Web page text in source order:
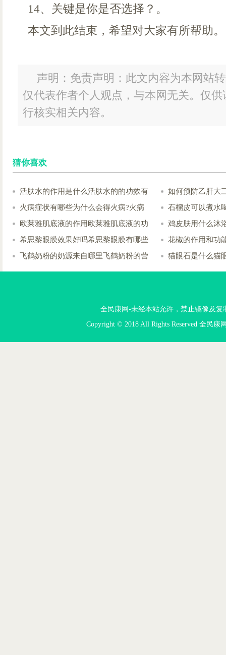
14、关键是你是否选择？。
本文到此结束，希望对大家有所帮助。
声明：免责声明：此文内容为本网站
仅代表作者个人观点，与本网无关。仅
行核实相关内容。
猜你喜欢
活肤水的作用是什么活肤水的的功效有
如何预防乙肝大
火病症状有哪些为什么会得火病?火病
石榴皮可以煮水
欧莱雅肌底液的作用欧莱雅肌底液的功
鸡皮肤用什么沐
希思黎眼膜效果好吗希思黎眼膜有哪些
花椒的作用和功
飞鹤奶粉的奶源来自哪里飞鹤奶粉的营
猫眼石是什么猫
全民康网-未经本站允许，禁止镜像及复
Copyright © 2018 All Rights Reserved 全民康